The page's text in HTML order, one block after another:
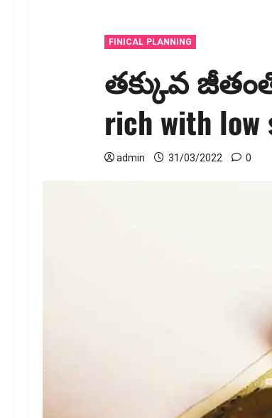
FINICAL PLANNING
త‌క్కువ
rich with low
admin 31/03/2022 0